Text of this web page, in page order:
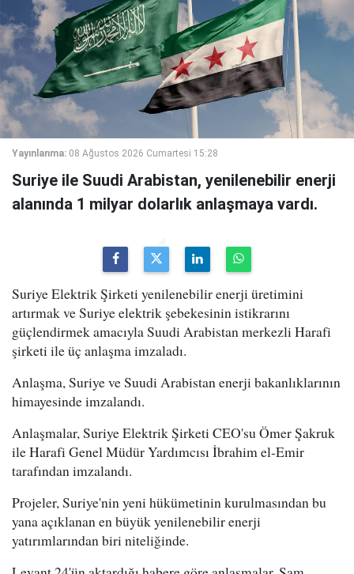
Yayınlanma: 08 Ağustos 2026 Cumartesi 15:28
Suriye ile Suudi Arabistan, yenilenebilir enerji
alanında 1 milyar dolarlık anlaşmaya vardı.
Suriye Elektrik Şirketi yenilenebilir enerji üretimini
artırmak ve Suriye elektrik şebekesinin istikrarını
güçlendirmek amacıyla Suudi Arabistan merkezli Harafi
şirketi ile üç anlaşma imzaladı.
Anlaşma, Suriye ve Suudi Arabistan enerji bakanlıklarının
himayesinde imzalandı.
Anlaşmalar, Suriye Elektrik Şirketi CEO'su Ömer Şakruk
ile Harafi Genel Müdür Yardımcısı İbrahim el-Emir
tarafından imzalandı.
Projeler, Suriye'nin yeni hükümetinin kurulmasından bu
yana açıklanan en büyük yenilenebilir enerji
yatırımlarından biri niteliğinde.